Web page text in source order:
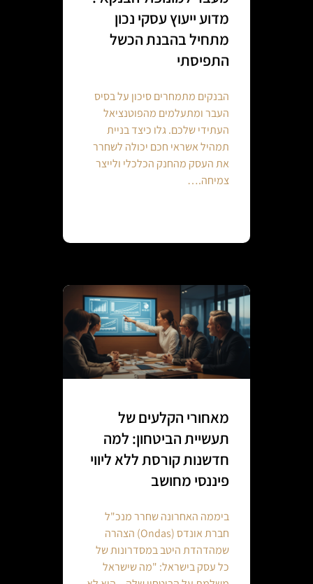
מדוע ייעוץ עסקי נכון
מתחיל בהבנת הכשל
התפיסתי
הבנקים מתמחרים סיכון על בסיס
העבר ומתעלמים מהפוטנציאל
העתידי שלכם. גלו כיצד בניית
תמהיל אשראי חכם יכולה לשחרר
את העסק מהחנק הכלכלי ולייצר
צמיחה.…
מאחורי הקלעים של
תעשיית הביטחון: למה
חדשנות קורסת ללא ליווי
פיננסי מחושב
ביממה האחרונה שחרר מנכ"ל
חברת אונדס (Ondas) הצהרה
שמהדהדת היטב במסדרונות של
כל עסק בישראל: "מה שישראל